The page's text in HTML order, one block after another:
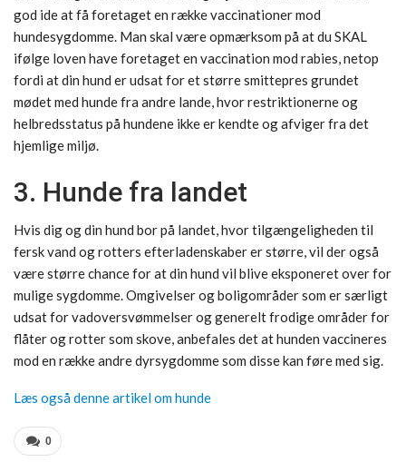
god ide at få foretaget en række vaccinationer mod
hundesygdomme. Man skal være opmærksom på at du SKAL
ifølge loven have foretaget en vaccination mod rabies, netop
fordi at din hund er udsat for et større smittepres grundet
mødet med hunde fra andre lande, hvor restriktionerne og
helbredsstatus på hundene ikke er kendte og afviger fra det
hjemlige miljø.
3. Hunde fra landet
Hvis dig og din hund bor på landet, hvor tilgængeligheden til
fersk vand og rotters efterladenskaber er større, vil der også
være større chance for at din hund vil blive eksponeret over for
mulige sygdomme. Omgivelser og boligområder som er særligt
udsat for vadoversvømmelser og generelt frodige områder for
flåter og rotter som skove, anbefales det at hunden vaccineres
mod en række andre dyrsygdomme som disse kan føre med sig.
Læs også denne artikel om hunde
0